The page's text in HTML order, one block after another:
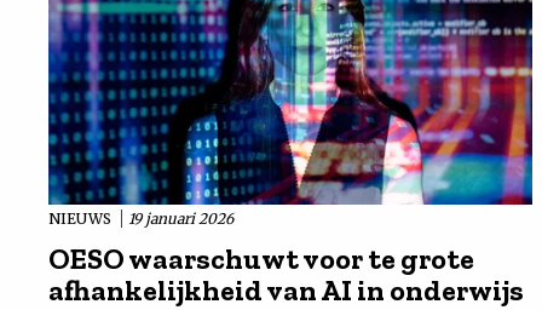
NIEUWS 19 januari 2026
OESO waarschuwt voor te grote
afhankelijkheid van AI in onderwijs